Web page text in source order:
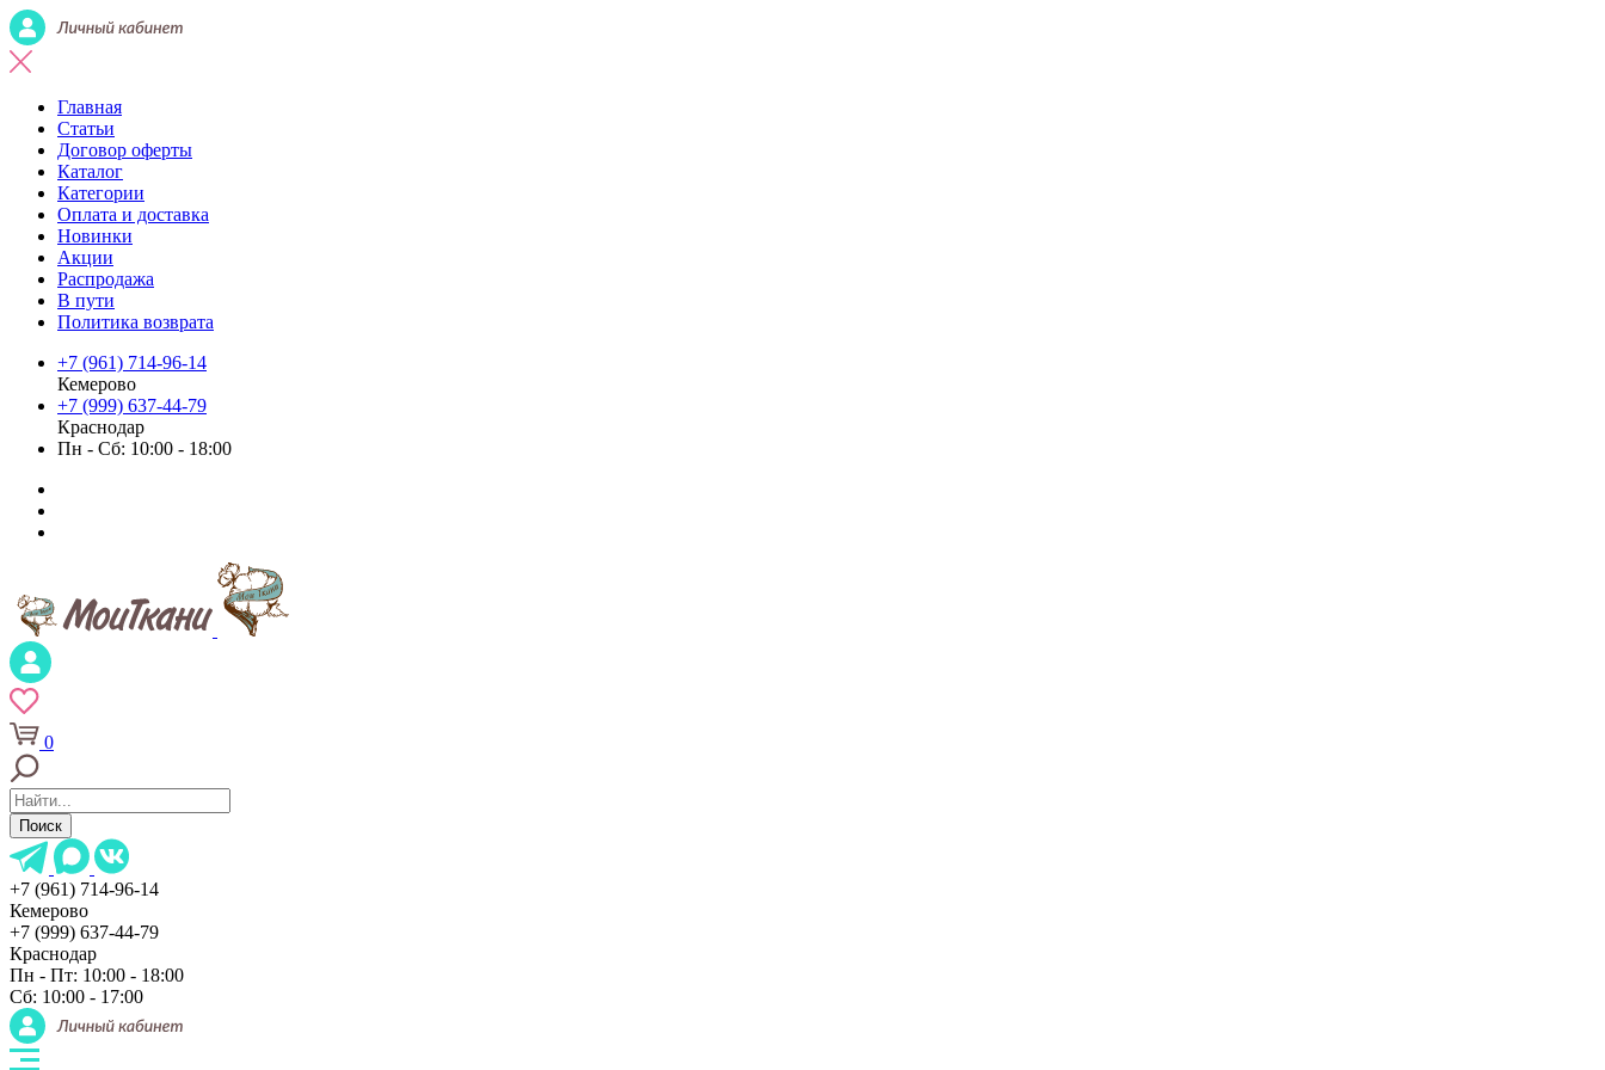
Главная
Статьи
Договор оферты
Каталог
Категории
Оплата и доставка
Новинки
Акции
Распродажа
В пути
Политика возврата
+7 (961) 714-96-14
Кемерово
+7 (999) 637-44-79
Краснодар
Пн - Сб: 10:00 - 18:00
0
Поиск
+7 (961) 714-96-14
Кемерово
+7 (999) 637-44-79
Краснодар
Пн - Пт: 10:00 - 18:00
Сб: 10:00 - 17:00